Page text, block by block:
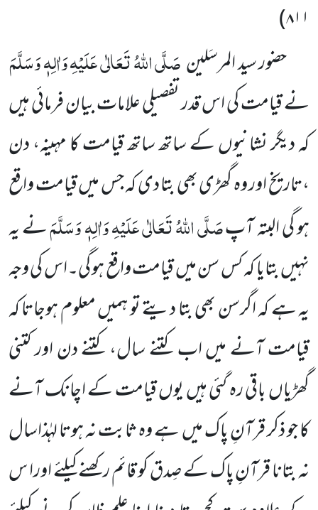
۸۱۱)
حضور سید المرسَلینصَلَّی اللہُ تَعَالٰی عَلَیْہِ وَاٰلِہٖ وَسَلَّمَ
نے قیامت کی اس قدر تفصیلی علامات بیان فرمائی ہیں
کہ دیگر نشانیوں کے ساتھ ساتھ قیامت کا مہینہ، دن
،تاریخ اور وہ گھڑی بھی بتا دی کہ جس میں قیامت واقع
ہو گی البتہ آپصَلَّی اللہُ تَعَالٰی عَلَیْہِ وَاٰلِہٖ وَسَلَّمَنے یہ
نہیں بتایا کہ کس سن میں قیامت واقع ہو گی۔اس کی وجہ
یہ ہے کہ اگرسن بھی بتا دیتے تو ہمیں معلوم ہوجاتا کہ
قیامت آنے میں اب کتنے سال، کتنے دن اور کتنی
گھڑیاں باقی رہ گئی ہیں یوں قیامت کے اچانک آنے
کاجو ذکر قرآنِ پاک میں ہے وہ ثابت نہ ہوتا لہٰذاسال
نہ بتانا قرآنِ پاک کے صِدق کو قائم رکھنے کیلئے اورا س